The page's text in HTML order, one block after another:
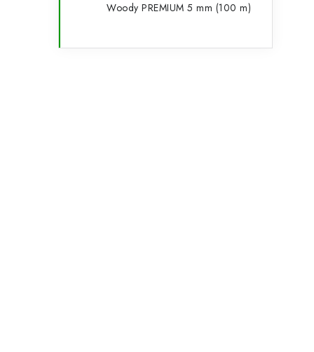
Woody PREMIUM 5 mm (100 m)